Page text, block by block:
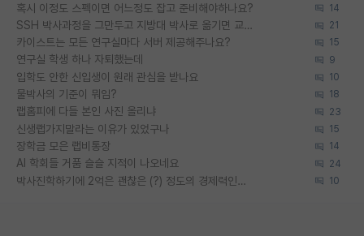
혹시 이정도 스펙이면 어느정도 잡고 준비해야하나요? 14
SSH 박사과정을 그만두고 지방대 박사로 옮기면 교수의 꿈은 끝일까요? 21
카이스트는 모든 연구실마다 서버 제공해주나요? 15
연구실 학생 하나 자퇴했는데 9
입학도 안한 신입생이 원래 관심을 받나요 10
물박사의 기준이 뭐임? 18
랩홈피에 다들 본인 사진 올리냐 23
신생랩가지말라는 이유가 있었구나 15
장학금 모은 랩비통장 14
AI 학회들 거품 슬슬 지적이 나오네요 24
박사진학하기에 2억은 괜찮은 (?) 정도의 경제력인가요 10